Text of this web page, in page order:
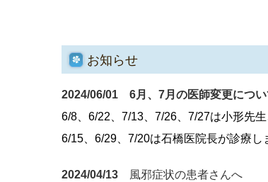
お知らせ
2024/06/01 6月、7月の医師変更につい
6/8、6/22、7/13、7/26、7/27は小形先生
6/15、6/29、7/20は石橋医院長が診療し
2024/04/13
風邪症状の患者さんへ